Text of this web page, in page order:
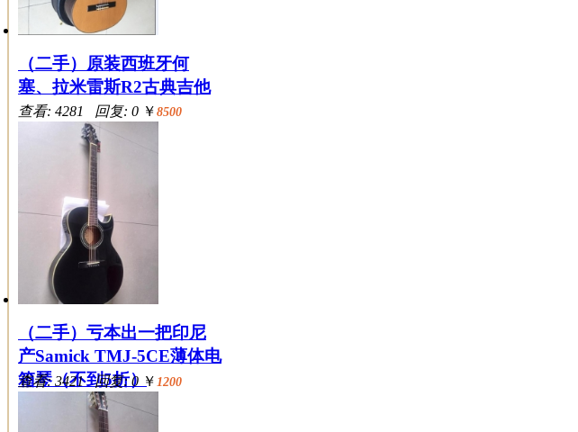
（二手）原装西班牙何
塞、拉米雷斯R2古典吉他
查看: 4281 回复: 0 ￥ 8500
（二手）亏本出一把印尼
产Samick TMJ-5CE薄体电
箱琴（不到5折）
查看: 3421 回复: 0 ￥ 1200